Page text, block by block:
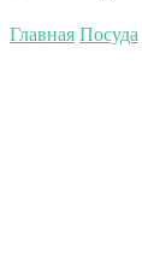
Главная Посуда